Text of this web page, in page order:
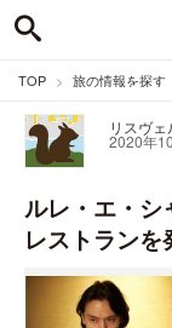
TOP 旅の情報を探す
リスヴ
2020年
ルレ・エ・シ
レストランを